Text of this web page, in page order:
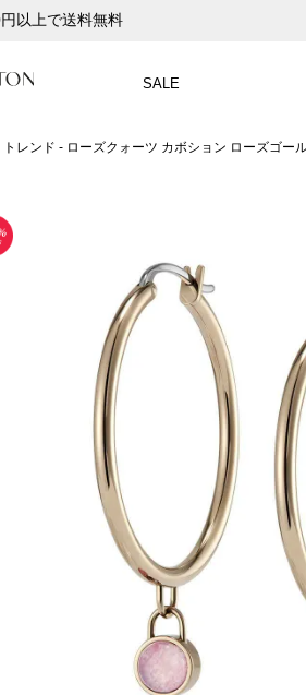
以上で送料無料
ジでお届け
時計保証プラス
1,000円分のポイントプレゼント
SALE
トレンド - ローズクォーツ カボション ローズゴー